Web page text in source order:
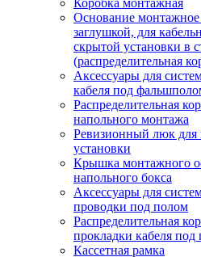
Коробка монтажная
Основание
заглушкой, для
скрытой установки в
(распределительная
Аксессуары для
кабеля под
Распределительная
напольного монтажа
Ревизионный люк для
установки
Крышка монтажного
напольного бокса
Аксессуары для
проводки под полом
Распределительная
прокладки кабеля под
Кассетная рамка